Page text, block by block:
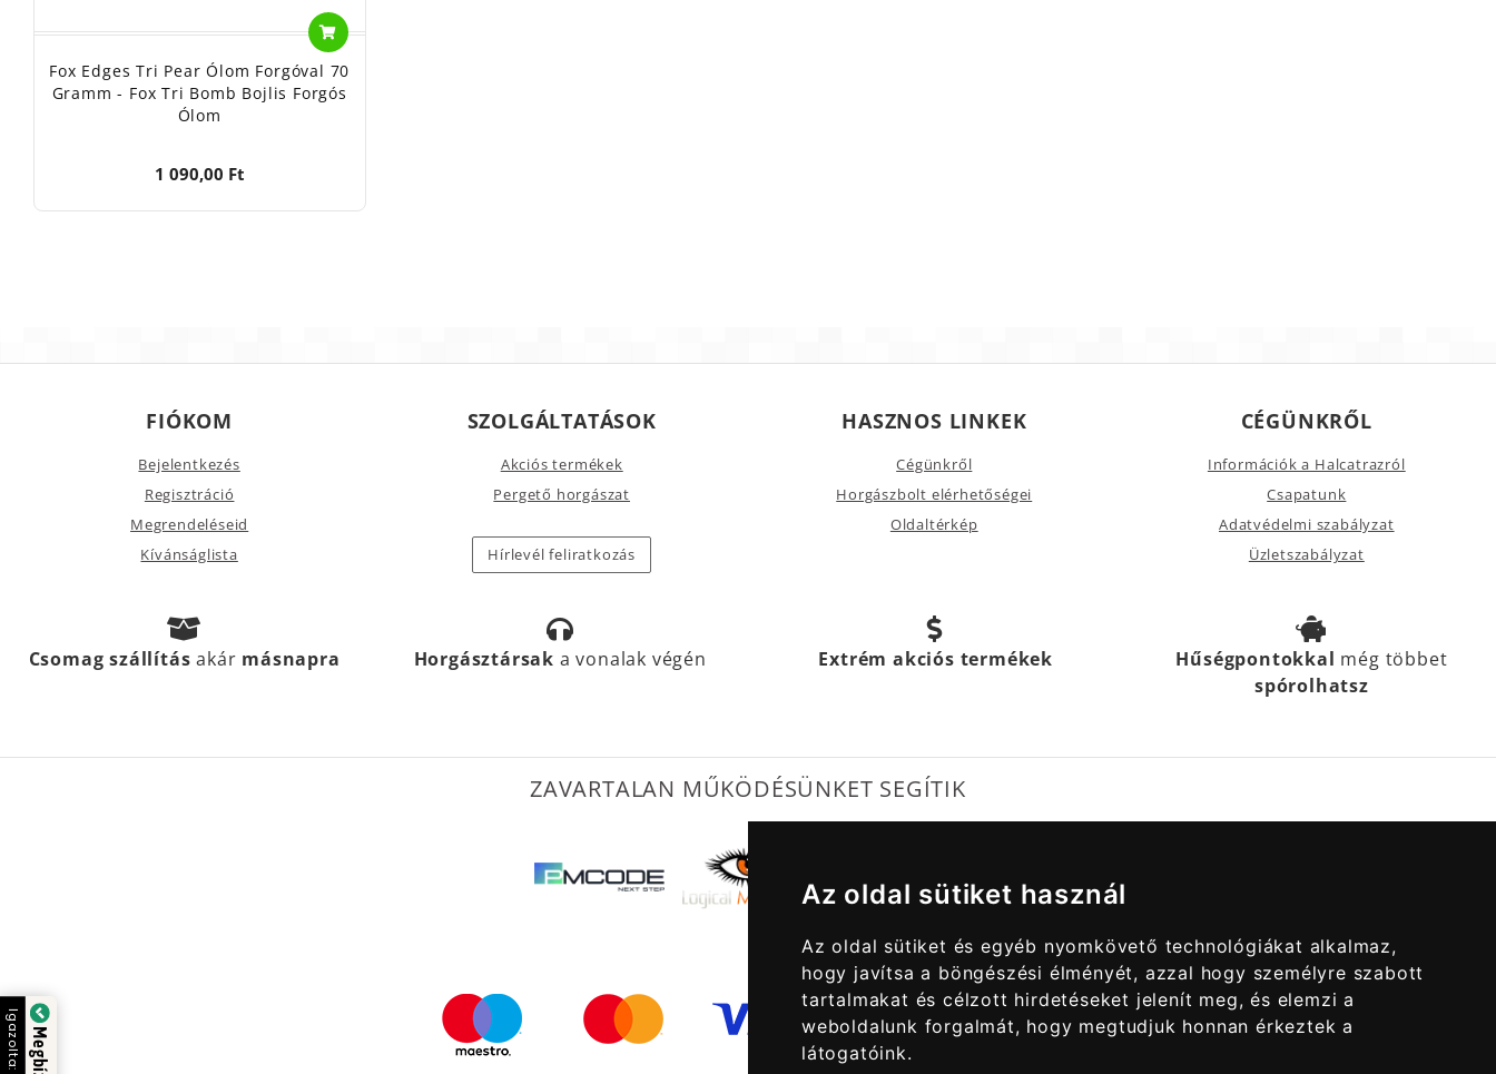
Az oldal sütiket használ
Az oldal sütiket és egyéb nyomkövető technológiákat alkalmaz,
hogy javítsa a böngészési élményét, azzal hogy személyre szabott
tartalmakat és célzott hirdetéseket jelenít meg, és elemzi a
weboldalunk forgalmát, hogy megtudjuk honnan érkeztek a
látogatóink.
Fox Edges Tri Pear Ólom Forgóval 70
Gramm - Fox Tri Bomb Bojlis Forgós
Ólom
1 090,00 Ft
FIÓKOM
Bejelentkezés
Regisztráció
Megrendeléseid
Kívánságlista
SZOLGÁLTATÁSOK
Akciós termékek
Pergető horgászat
Hírlevél feliratkozás
HASZNOS LINKEK
Cégünkről
Horgászbolt elérhetőségei
Oldaltérkép
CÉGÜNKRŐL
Információk a Halcatrazról
Csapatunk
Adatvédelmi szabályzat
Üzletszabályzat
Csomag szállításakár másnapra Horgásztársak a vonalak végén Extrém akciós termékek Hűségpontokkal még többet
spórolhatsz
ZAVARTALAN MŰKÖDÉSÜNKET SEGÍTIK
Igazolta: